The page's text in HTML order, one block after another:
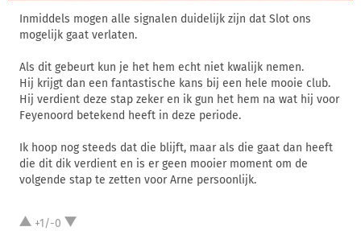
Inmiddels mogen alle signalen duidelijk zijn dat Slot ons
mogelijk gaat verlaten.
Als dit gebeurt kun je het hem echt niet kwalijk nemen.
Hij krijgt dan een fantastische kans bij een hele mooie club.
Hij verdient deze stap zeker en ik gun het hem na wat hij voor
Feyenoord betekend heeft in deze periode.
Ik hoop nog steeds dat die blijft, maar als die gaat dan heeft
die dit dik verdient en is er geen mooier moment om de
volgende stap te zetten voor Arne persoonlijk.
+1/-0